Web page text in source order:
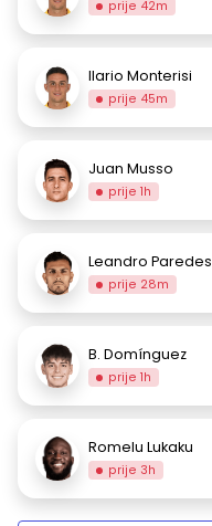
prije 42m
Ilario Monterisi
prije 45m
Juan Musso
prije 1h
Leandro Paredes
prije 28m
B. Domínguez
prije 1h
Romelu Lukaku
prije 3h